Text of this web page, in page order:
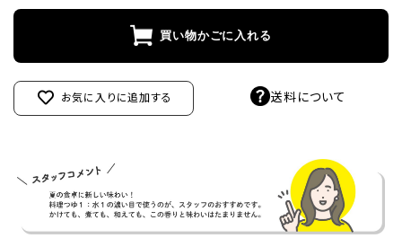
買い物かごに入れる
お気に入りに追加する 送料について